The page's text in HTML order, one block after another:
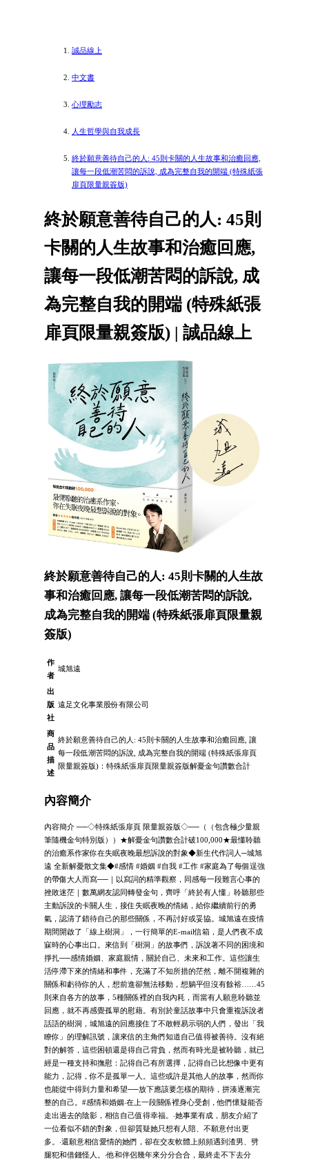
誠品線上
中文書
心理勵志
人生哲學與自我成長
終於願意善待自己的人: 45則卡關的人生故事和治癒回應,
讓每一段低潮苦悶的訴說, 成為完整自我的開端 (特殊紙張
扉頁限量親簽版)
終於願意善待自己的人: 45則
卡關的人生故事和治癒回應,
讓每一段低潮苦悶的訴說, 成
為完整自我的開端 (特殊紙張
扉頁限量親簽版) | 誠品線上
終於願意善待自己的人: 45則卡關的人生故
事和治癒回應, 讓每一段低潮苦悶的訴說,
成為完整自我的開端 (特殊紙張扉頁限量親
簽版)
作
者
城旭遠
出
版
社
遠足文化事業股份有限公司
商
品
描
述
終於願意善待自己的人: 45則卡關的人生故事和治癒回應, 讓
每一段低潮苦悶的訴說, 成為完整自我的開端 (特殊紙張扉頁
限量親簽版)：特殊紙張扉頁限量親簽版解憂金句讚數合計
內容簡介
內容簡介 ──◇特殊紙張扉頁 限量親簽版◇──（（包含極少量親
筆隨機金句特別版））★解憂金句讚數合計破100,000★最懂聆聽
的治癒系作家你在失眠夜晚最想訴說的對象◆新生代作詞人─城旭
遠 全新解憂散文集◆#感情 #婚姻 #自我 #工作 #家庭為了每個逞強
的帶傷大人而寫──｜以寫詞的精準觀察，同感每一段難言心事的
挫敗迷茫｜數萬網友認同轉發金句，齊呼「終於有人懂」聆聽那些
主動訴說的卡關人生，接住失眠夜晚的情緒，給你繼續前行的勇
氣，認清了錯待自己的那些關係，不再討好或妥協。城旭遠在疫情
期間開啟了「線上樹洞」，一行簡單的E-mail信箱，是人們夜不成
寐時的心事出口。來信到「樹洞」的故事們，訴說著不同的困境和
掙扎──感情婚姻、家庭親情，關於自己、未來和工作。這些讓生
活停滯下來的情緒和事件，充滿了不知所措的茫然，離不開複雜的
關係和虧待你的人，想前進卻無法移動，想躺平但沒有餘裕……45
則來自各方的故事，5種關係裡的自我內耗，而當有人願意聆聽並
回應，就不再感覺孤單的慰藉。有別於童話故事中只會重複訴說者
話語的樹洞，城旭遠的回應接住了不敢輕易示弱的人們，發出「我
瞭你」的理解訊號，讓來信的主角們知道自己值得被善待。沒有絕
對的解答，這些困頓還是得自己背負，然而有時光是被聆聽，就已
經是一種支持和撫慰：記得自己有所選擇，記得自己比想像中更有
能力，記得，你不是孤單一人。這些或許是其他人的故事，然而你
也能從中得到力量和希望──放下應該要怎樣的期待，拼湊逐漸完
整的自己。#感情和婚姻‧在上一段關係裡身心受創，他們懷疑能否
走出過去的陰影，相信自己值得幸福。‧她事業有成，朋友介紹了
一位看似不錯的對象，但卻質疑她只想有人陪、不願意付出更
多。‧還願意相信愛情的她們，卻在交友軟體上頻頻遇到渣男、劈
腿犯和借錢怪人。‧他和伴侶幾年來分分合合，最終走不下去分